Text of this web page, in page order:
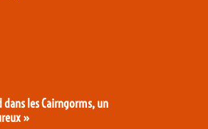
dans les Cairngorms, un
»